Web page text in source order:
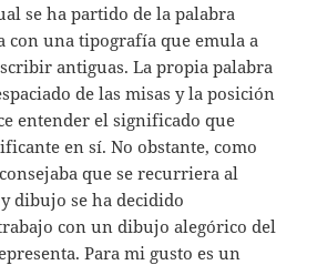
se ha partido de la palabra
con una tipografía que emula a
antiguas. La propia palabra
de las misas y la posición
entender el significado que
en sí. No obstante, como
que se recurriera al
dibujo se ha decidido
con un dibujo alegórico del
Para mi gusto es un